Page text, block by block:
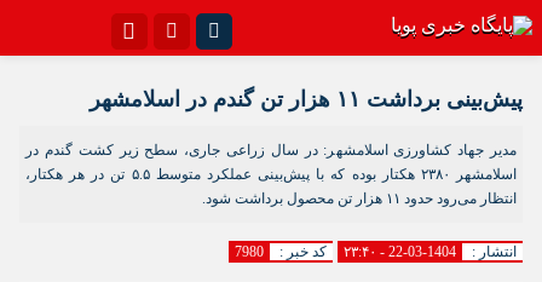
آپارات اپلیکیشن
پیش‌بینی برداشت ۱۱ هزار تن گندم در اسلامشهر
مدیر جهاد کشاورزی اسلامشهر: در سال زراعی جاری، سطح زیر کشت گندم در
اسلامشهر ۲۳۸۰ هکتار بوده که با پیش‌بینی عملکرد متوسط ۵.۵ تن در هر هکتار،
انتظار می‌رود حدود ۱۱ هزار تن محصول برداشت شود.
انتشار : 1404-03-22 - ۲۳:۴۰ کد خبر : 7980